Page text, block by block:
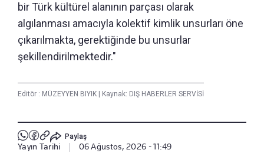
bir Türk kültürel alanının parçası olarak
algılanması amacıyla kolektif kimlik unsurları öne
çıkarılmakta, gerektiğinde bu unsurlar
şekillendirilmektedir."
Editör : MÜZEYYEN BIYIK Kaynak: DIŞ HABERLER SERVİSİ
Paylaş
Yayın Tarihi 06 Ağustos, 2026 - 11:49